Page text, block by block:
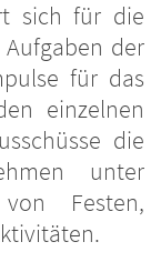
sich für die
der
für das
einzelnen
die
unter
Festen,